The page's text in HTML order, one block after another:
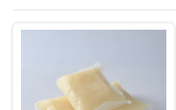
poliolefina